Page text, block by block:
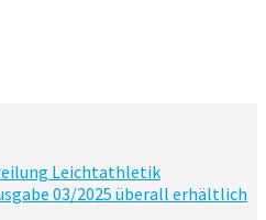
Leichtathletik
03/2025 überall erhältlich